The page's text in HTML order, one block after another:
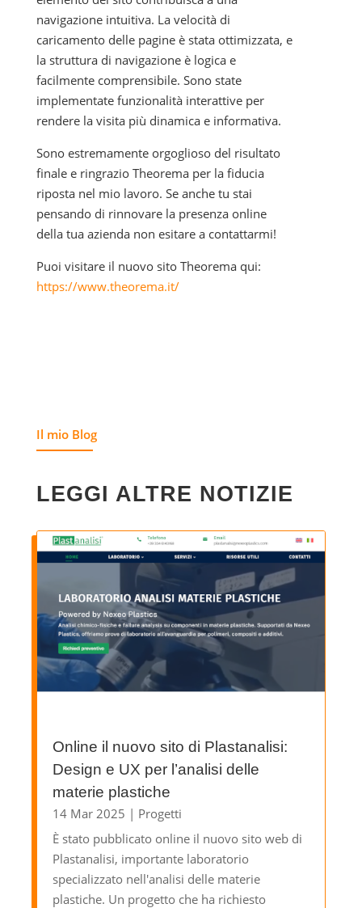
navigazione intuitiva. La velocità di
caricamento delle pagine è stata ottimizzata, e
la struttura di navigazione è logica e
facilmente comprensibile. Sono state
implementate funzionalità interattive per
rendere la visita più dinamica e informativa.
Sono estremamente orgoglioso del risultato
finale e ringrazio Theorema per la fiducia
riposta nel mio lavoro. Se anche tu stai
pensando di rinnovare la presenza online
della tua azienda non esitare a contattarmi!
Puoi visitare il nuovo sito Theorema qui:
https://www.theorema.it/
Il mio Blog
LEGGI ALTRE NOTIZIE
Online il nuovo sito di Plastanalisi:
Design e UX per l’analisi delle
materie plastiche
14 Mar 2025 | Progetti
È stato pubblicato online il nuovo sito web di
Plastanalisi, importante laboratorio
specializzato nell'analisi delle materie
plastiche. Un progetto che ha richiesto